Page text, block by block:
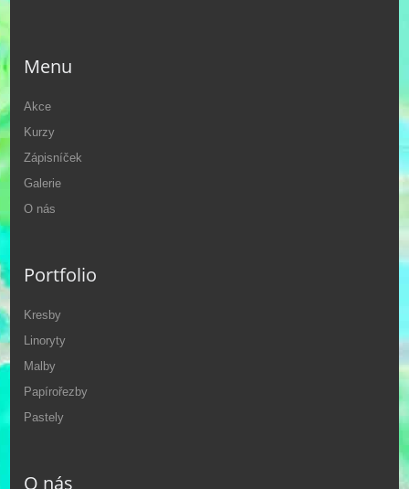
Menu
Akce
Kurzy
Zápisníček
Galerie
O nás
Portfolio
Kresby
Linoryty
Malby
Papírořezby
Pastely
O nás